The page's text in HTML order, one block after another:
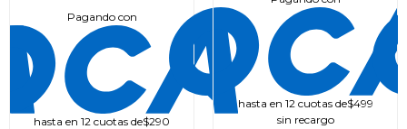
Pagando con
hasta en 12 cuotas de$290
hasta en 12 cuotas de$499
sin recargo